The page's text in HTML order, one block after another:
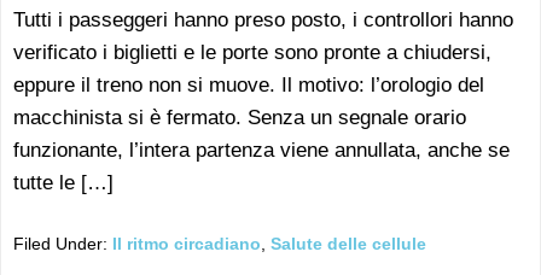
Tutti i passeggeri hanno preso posto, i controllori hanno
verificato i biglietti e le porte sono pronte a chiudersi,
eppure il treno non si muove. Il motivo: l’orologio del
macchinista si è fermato. Senza un segnale orario
funzionante, l’intera partenza viene annullata, anche se
tutte le […]
Filed Under: Il ritmo circadiano Salute delle cellule